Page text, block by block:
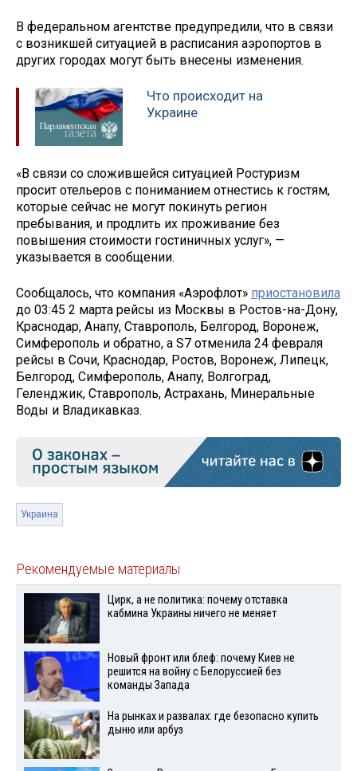
В федеральном агентстве предупредили, что в связи
с возникшей ситуацией в расписания аэропортов в
других городах могут быть внесены изменения.
Что происходит на
Украине
«В связи со сложившейся ситуацией Ростуризм
просит отельеров с пониманием отнестись к гостям,
которые сейчас не могут покинуть регион
пребывания, и продлить их проживание без
повышения стоимости гостиничных услуг», —
указывается в сообщении.
Сообщалось, что компания «Аэрофлот» приостановила
до 03:45 2 марта рейсы из Москвы в Ростов-на-Дону,
Краснодар, Анапу, Ставрополь, Белгород, Воронеж,
Симферополь и обратно, а S7 отменила 24 февраля
рейсы в Сочи, Краснодар, Ростов, Воронеж, Липецк,
Белгород, Симферополь, Анапу, Волгоград,
Геленджик, Ставрополь, Астрахань, Минеральные
Воды и Владикавказ.
Украина
Рекомендуемые материалы
Цирк, а не политика: почему отставка
кабмина Украины ничего не меняет
Новый фронт или блеф: почему Киев не
решится на войну с Белоруссией без
команды Запада
На рынках и развалах: где безопасно купить
дыню или арбуз